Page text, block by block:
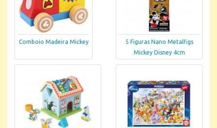
Comboio Madeira Mickey
5 Figuras Nano Metalfigs
Mickey Disney 4cm